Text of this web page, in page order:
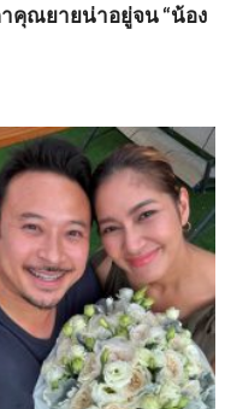
คุณยายน่าอยู่จน “น้อง